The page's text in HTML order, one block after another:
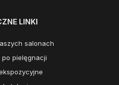
LINKI
salonach
po pielęgnacji